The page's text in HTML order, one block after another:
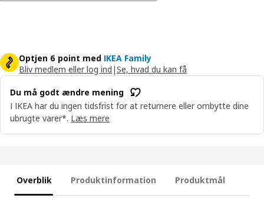
Optjen 6 point med IKEA Family
Bliv medlem eller log ind |Se, hvad du kan få
Du må godt ændre mening
I IKEA har du ingen tidsfrist for at returnere eller ombytte dine
ubrugte varer*. Læs mere
Overblik Produktinformation Produktmål